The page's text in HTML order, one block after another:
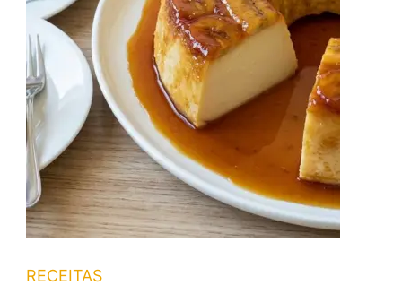
RECEITAS